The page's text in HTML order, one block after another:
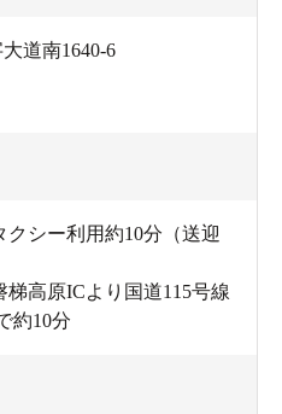
道南1640-6
シー利用約10分（送迎
高原ICより国道115号線
約10分